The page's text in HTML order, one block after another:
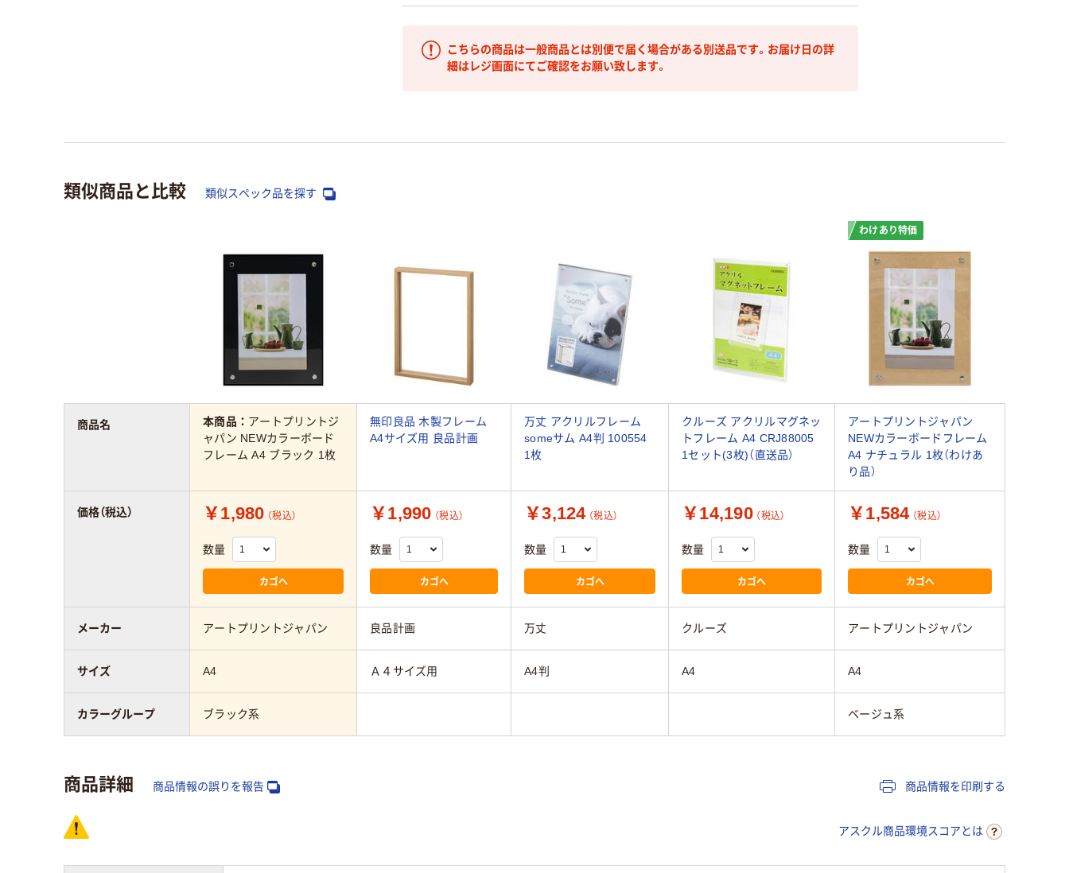
こちらの商品は一般商品とは別便で届く場合がある別送品です。お届け日の詳
細はレジ画面にてご確認をお願い致します。
類似商品と比較 類似スペック品を探す
わけあり特価
商品名 本商品： アートプリントジ
ャパン NEWカラーボード
フレーム A4 ブラック 1枚
無印良品 木製フレーム
A4サイズ用 良品計画
万丈 アクリルフレーム
someサム A4判 100554
1枚
クルーズ アクリルマグネッ
トフレーム A4 CRJ88005
1セット(3枚)（直送品）
アートプリントジャパン
NEWカラーボードフレーム
A4 ナチュラル 1枚（わけあ
り品）
価格（税込） ￥1,980 （税込）
数量
カゴへ
￥1,990 （税込）
数量
カゴへ
￥3,124 （税込）
数量
カゴへ
￥14,190 （税込）
数量
カゴへ
￥1,584 （税込）
数量
カゴへ
メーカー アートプリントジャパン 良品計画 万丈 クルーズ アートプリントジャパン
サイズ A4 Ａ４サイズ用 A4判 A4 A4
カラーグループ ブラック系 ベージュ系
商品詳細 商品情報の誤りを報告 商品情報を印刷する
アスクル商品環境スコアとは